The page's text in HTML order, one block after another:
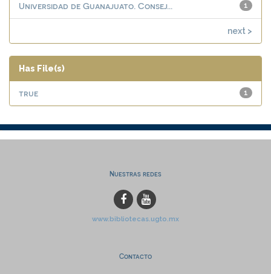
1
Universidad de Guanajuato. Consej...
next >
Has File(s)
1
true
Nuestras redes
www.bibliotecas.ugto.mx
Contacto